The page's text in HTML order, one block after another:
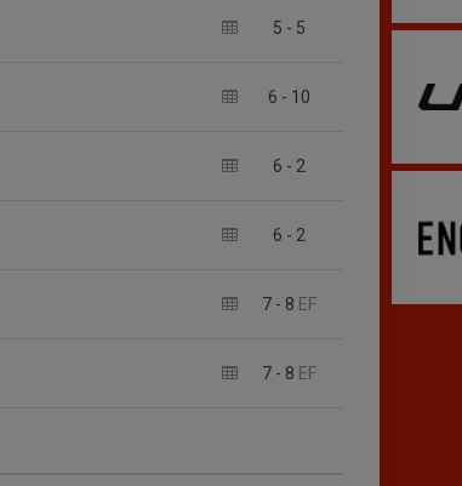
5 - 5
6 - 10
6 - 2
6 - 2
7 - 8 EF
7 - 8 EF